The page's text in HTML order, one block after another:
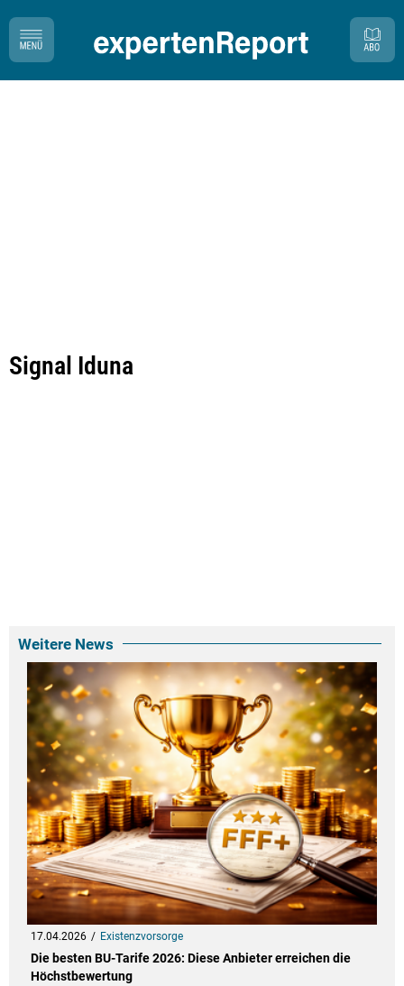
Signal Iduna
Weitere News
17.04.2026 Existenzvorsorge
Die besten BU-Tarife 2026: Diese Anbieter erreichen die
Höchstbewertung